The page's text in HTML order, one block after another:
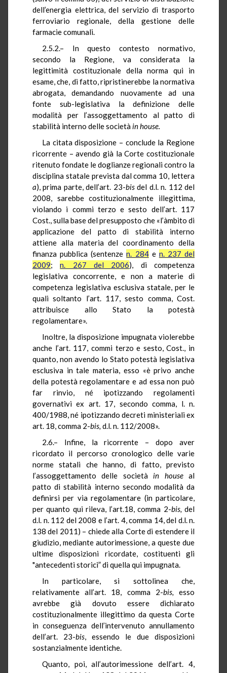
dell’energia elettrica, del servizio di trasporto
ferroviario regionale, della gestione delle
farmacie comunali.
2.5.2.– In questocontesto normativo,
secondo la Regione, va considerata la
legittimità costituzionale della norma qui in
esame, che, di fatto, ripristinerebbe la normativa
abrogata, demandando nuovamente ad una
fonte sub-legislativa la definizione delle
modalità per l’assoggettamento al patto di
stabilità interno delle societàin house.
La citata disposizione – conclude la Regione
ricorrente – avendo già la Corte costituzionale
ritenuto fondate le doglianze regionali contro la
disciplina statale prevista dal comma 10, lettera
a), prima parte, dell’art. 23-bisdel d.l. n. 112 del
2008, sarebbe costituzionalmente illegittima,
violando i commi terzo e sesto dell’art. 117
Cost., sulla base del presupposto che «l’àmbito di
applicazione del patto di stabilità interno
attiene alla materia del coordinamento della
finanza pubblica (sentenzen. 284e n. 237 del
2009;n. 267 del 2006), di competenza
legislativa concorrente, e non a materie di
competenza legislativa esclusiva statale, per le
quali soltanto l’art. 117, sesto comma, Cost.
attribuisce allo Stato la potestà
regolamentare».
Inoltre, la disposizione impugnata violerebbe
anche l’art. 117, commi terzo e sesto, Cost., in
quanto, non avendo lo Stato potestà legislativa
esclusiva in tale materia, esso «è privo anche
della potestà regolamentare e ad essa non può
far rinvio, né ipotizzando regolamenti
governativiex art. 17, secondo comma, l. n.
400/1988, né ipotizzando decreti ministerialiex
art. 18, comma 2-bis, d.l. n. 112/2008».
2.6.– Infine, la ricorrente – dopo aver
ricordato il percorso cronologico delle varie
norme statali che hanno, di fatto, previsto
l’assoggettamentodelle societàin houseal
patto di stabilità interno secondo modalità da
definirsi per via regolamentare (in particolare,
per quanto qui rileva, l’art.18, comma 2-bis,del
d.l. n. 112 del 2008 e l’art. 4, comma 14, del d.l. n.
138 del 2011) – chiede alla Corte di estendere il
giudizio, mediante autorimessione, a queste due
ultime disposizioni ricordate, costituenti gli
"antecedenti storici” di quella qui impugnata.
In particolare, si sottolinea che,
relativamente all’art. 18, comma 2-bis,esso
avrebbe già dovuto essere dichiarato
costituzionalmente illegittimo da questa Corte
in conseguenza dell’intervenuto annullamento
dell’art. 23-bis, essendo le due disposizioni
sostanzialmente identiche.
Quanto, poi, all’autorimessione dell’art. 4,